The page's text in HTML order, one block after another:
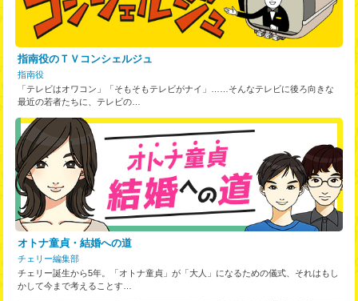
指南役のＴＶコンシェルジュ
指南役
「テレビはオワコン」「そもそもテレビがナイ」……そんなテレビに後ろ向きな
最近の若者たちに、テレビの…
オトナ童貞・結婚への道
チェリー編集部
チェリー誕生から5年。「オトナ童貞」が「大人」になるための儀式、それはもし
かして今まで考えることす…